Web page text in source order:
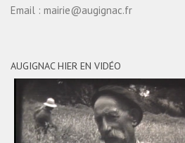
Email : mairie@augignac.fr
AUGIGNAC HIER EN VIDÉO